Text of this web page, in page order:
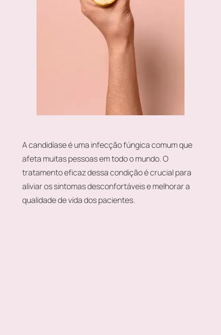
A candidíase é uma infecção fúngica comum que
afeta muitas pessoas em todo o mundo. O
tratamento eficaz dessa condição é crucial para
aliviar os sintomas desconfortáveis e melhorar a
qualidade de vida dos pacientes.